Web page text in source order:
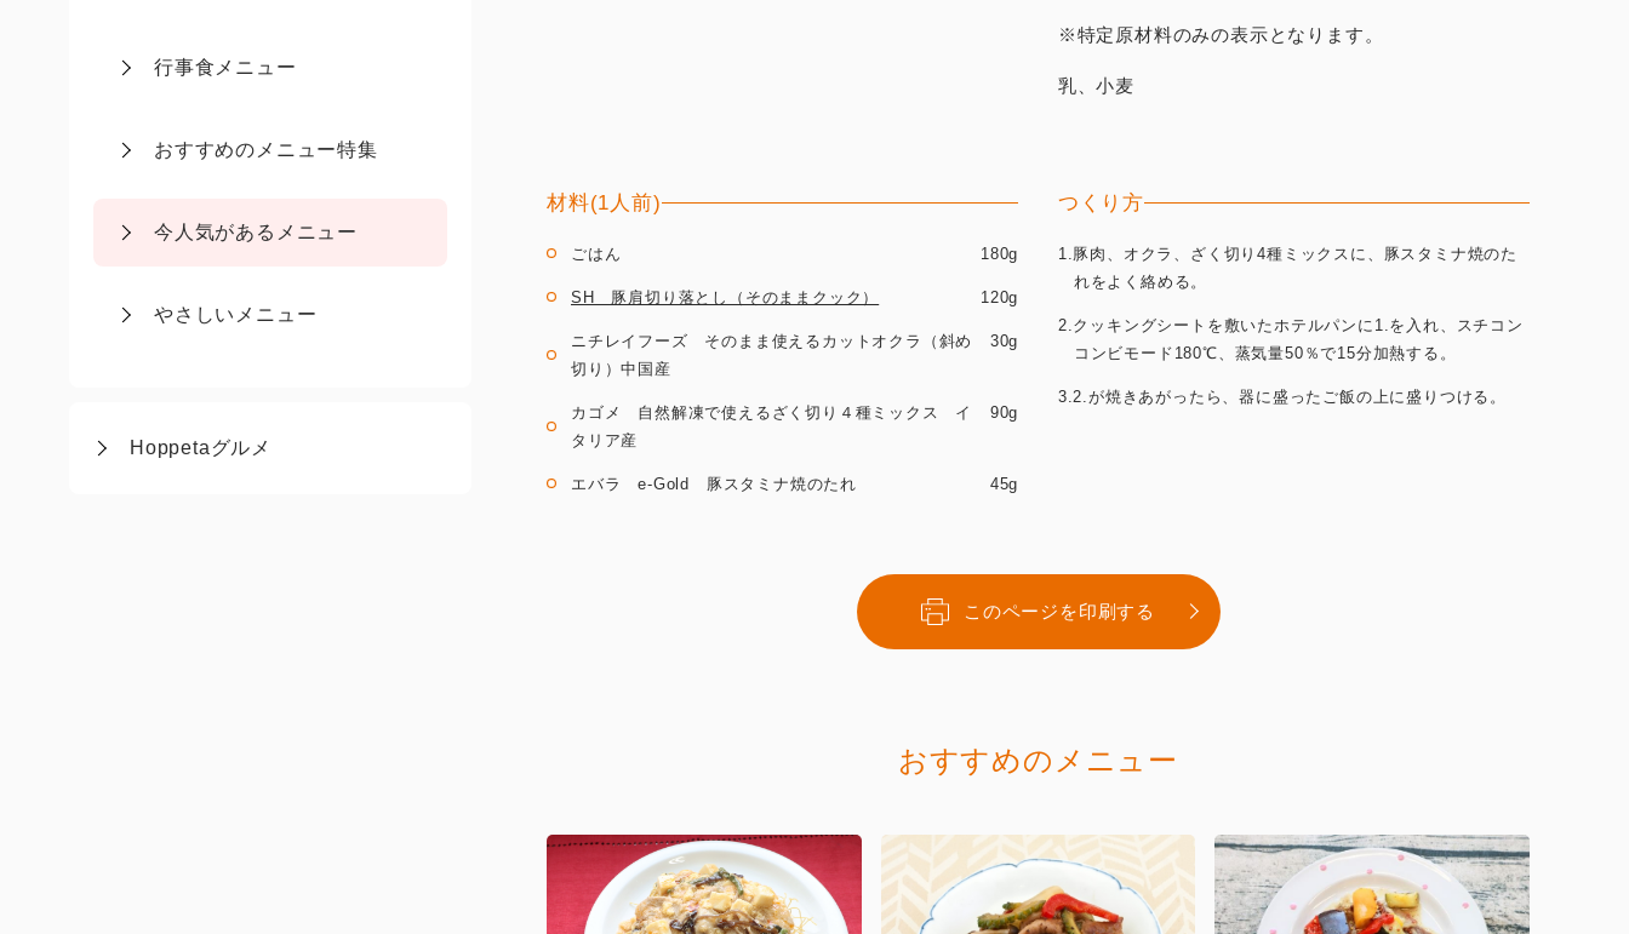
行事食メニュー
おすすめのメニュー特集
今人気があるメニュー
やさしいメニュー
Hoppetaグルメ
※特定原材料のみの表示となります。
乳、小麦
材料(1人前)
ごはん 180g
SH 豚肩切り落とし（そのままクック） 120g
ニチレイフーズ そのまま使えるカットオクラ（斜め
切り）中国産
30g
カゴメ 自然解凍で使えるざく切り４種ミックス イ
タリア産
90g
エバラ e-Gold 豚スタミナ焼のたれ 45g
つくり方
1.豚肉、オクラ、ざく切り4種ミックスに、豚スタミナ焼のた
れをよく絡める。
2.クッキングシートを敷いたホテルパンに1.を入れ、スチコン
コンビモード180℃、蒸気量50％で15分加熱する。
3.2.が焼きあがったら、器に盛ったご飯の上に盛りつける。
このページを印刷する
おすすめのメニュー